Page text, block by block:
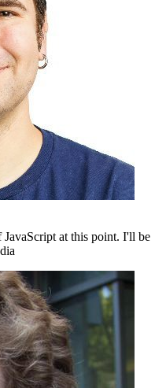
at this point. I'll be